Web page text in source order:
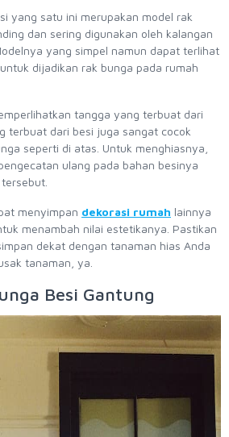
yang satu ini merupakan model rak
dan sering digunakan oleh kalangan
yang simpel namun dapat terlihat
dijadikan rak bunga pada rumah
tangga yang terbuat dari
terbuat dari besi juga sangat cocok
seperti di atas. Untuk menghiasnya,
ulang pada bahan besinya
menyimpan dekorasi rumah lainnya
menambah nilai estetikanya. Pastikan
dekat dengan tanaman hias Anda
tanaman, ya.
Besi Gantung